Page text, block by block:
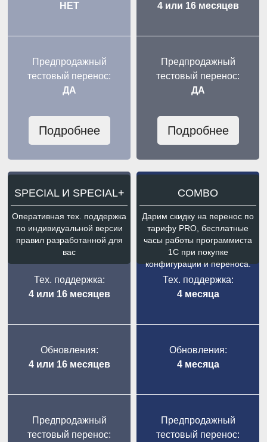
НЕТ
Предпродажный
тестовый перенос:
ДА
Подробнее
4 или 16 месяцев
Предпродажный
тестовый перенос:
ДА
Подробнее
SPECIAL И SPECIAL+
Оперативная тех. поддержка
по индивидуальной версии
правил разработанной для
вас
Тех. поддержка:
4 или 16 месяцев
Обновления:
4 или 16 месяцев
Предпродажный
тестовый перенос:
COMBO
Дарим скидку на перенос по
тарифу PRO, бесплатные
часы работы программиста
1С при покупке
конфигурации и переноса.
Тех. поддержка:
4 месяца
Обновления:
4 месяца
Предпродажный
тестовый перенос: